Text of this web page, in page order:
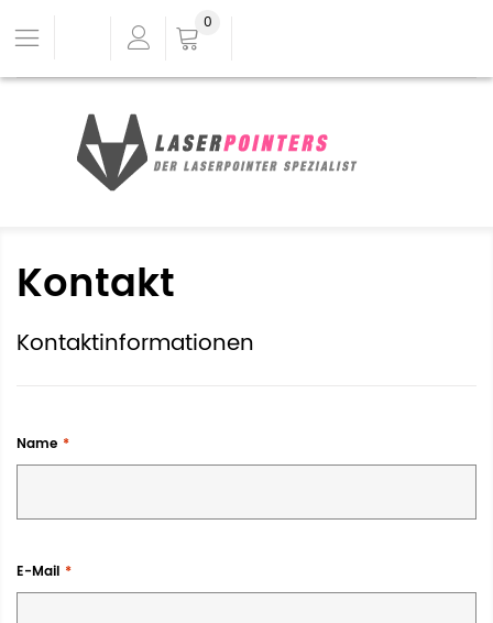
0
Kontakt
Kontaktinformationen
Name
E-Mail